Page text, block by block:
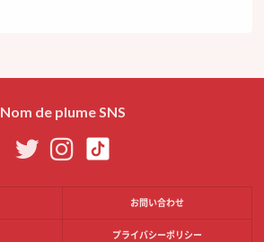
Nom de plume SNS
お問い合わせ
プライバシーポリシー